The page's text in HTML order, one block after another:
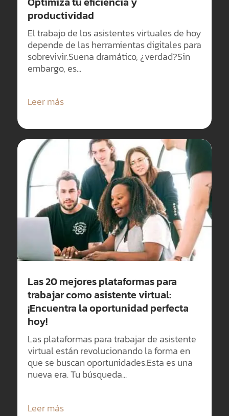
productividad
El trabajo de los asistentes virtuales de hoy
depende de las herramientas digitales para
sobrevivir.Suena dramático, ¿verdad?Sin
embargo, es...
Leer más
Las 20 mejores plataformas para
trabajar como asistente virtual:
¡Encuentra la oportunidad perfecta
hoy!
Las plataformas para trabajar de asistente
virtual están revolucionando la forma en
que se buscan oportunidades.Esta es una
nueva era. Tu búsqueda...
Leer más